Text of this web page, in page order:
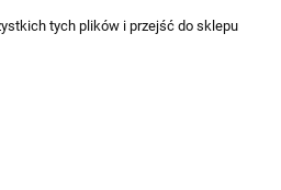
tych plików i przejść do sklepu